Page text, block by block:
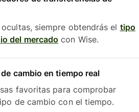
siempre obtendrás el tipo
del mercado con Wise.
cambio en tiempo real
favoritas para comprobar
de cambio con el tiempo.